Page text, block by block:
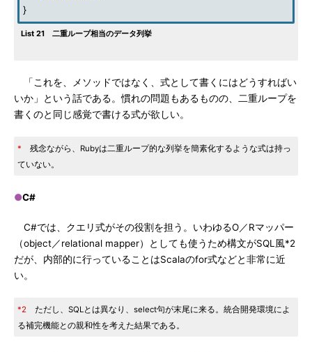
}
List 21 二重ループ相当のデータ列挙
「これを、メソッドではなく、式として書くにはどうすればい
いか」という話である。慣れの問題もあるものの、二重ループを
書くのと同じ感覚で書ける式が欲しい。
* 残念ながら、Rubyは二重ループ的な列挙を簡素化するような式は持っ
ていない。
●C#
C#では、クエリ式がその役割を担う。いわゆるO／Rマッパー
（object／relational mapper）としても使うため構文がSQL風*2
だが、内部的に行っていることはScalaのfor式などと非常に近
い。
*2 ただし、SQLとは異なり、select句が末尾に来る。統合開発環境によ
る補完機能との親和性を考えた結果である。